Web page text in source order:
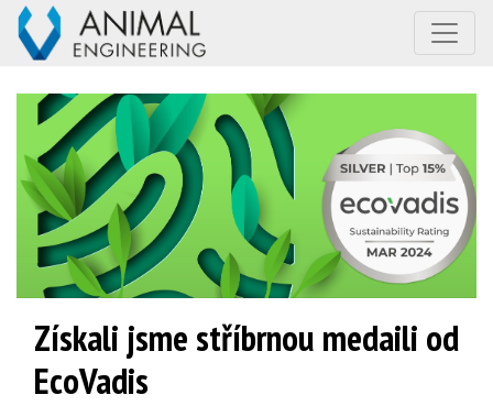
Získali jsme stříbrnou medaili od
EcoVadis